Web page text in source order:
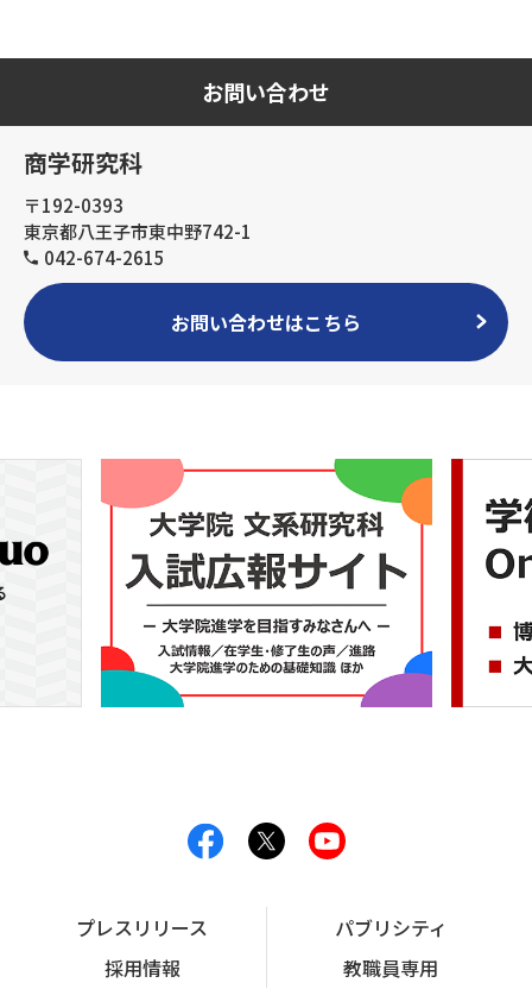
お問い合わせ
商学研究科
〒192-0393
東京都八王子市東中野742-1
042-674-2615
お問い合わせはこちら
プレスリリース
パブリシティ
採用情報
教職員専用